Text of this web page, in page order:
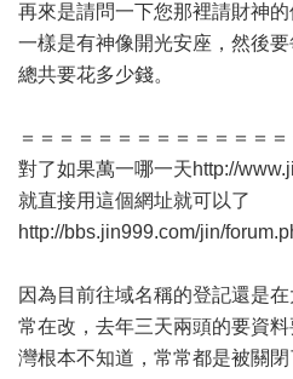
再來是請問一下您那裡請財神的
一樣是有神像開光安座，然後要
總共要花多少錢。
＝＝＝＝＝＝＝＝＝＝＝＝＝
對了如果萬一哪一天http://
就直接用這個網址就可以了
http://bbs.jin999.com/jin/
因為目前往域名稱的登記還是
常在改，去年三天兩頭的要資
灣根本不知道，常常都是被關閉